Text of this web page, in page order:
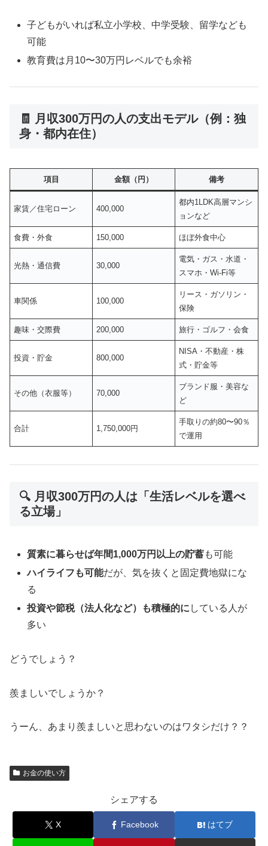
子どもがいれば私立小学校、中学受験、留学なども
可能
教育費は月10〜30万円レベルでも余裕
🧾 月収300万円の人の支出モデル（例：独
身・都内在住）
項目 金額（円） 備考
家賃／住宅ローン 400,000
都内1LDK高層マンシ
ョンなど
食費・外食 150,000 ほぼ外食中心
光熱・通信費 30,000
電気・ガス・水道・
スマホ・Wi-Fi等
車関係 100,000
リース・ガソリン・
保険
趣味・交際費 200,000 旅行・ゴルフ・会食
投資・貯金 800,000
NISA・不動産・株
式・貯金等
その他（衣服等） 70,000
ブランド服・美容な
ど
合計 1,750,000円
手取りの約80〜90％
で運用
🔍 月収300万円の人は「生活レベルを選べ
る立場」
質素に暮らせば年間1,000万円以上の貯蓄も可能
ハイライフも可能だが、気を抜くと固定費地獄にな
る
投資や節税（法人化など）も積極的に している人が
多い
どうでしょう？
羨ましいでしょうか？
うーん、あまり羨ましいと思わないのはワタシだけ？？
お金の使い方
シェアする
X Facebook はてブ